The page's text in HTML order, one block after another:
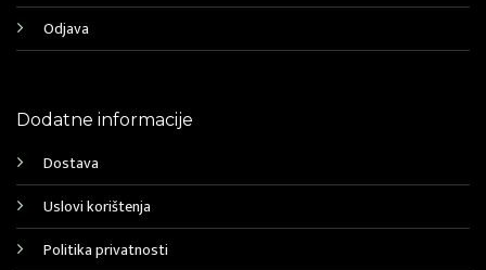
Odjava
Dodatne informacije
Dostava
Uslovi korištenja
Politika privatnosti